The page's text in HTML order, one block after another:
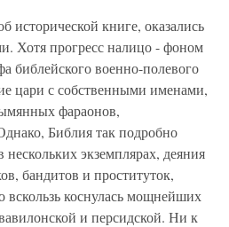
исторической книге, оказались
Хотя прогресс налицо - фоном
библейского военно-полевого
цари с собственными именами,
фараонов,
Библия так подробно
экземплярах, деяния
бандитов и проституток,
коснулась мощнейших
и персидской. Ни к